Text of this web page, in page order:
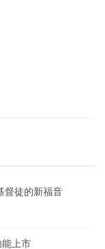
督徒的新福音
上市